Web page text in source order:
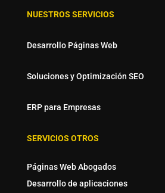
NUESTROS SERVICIOS
Desarrollo Páginas Web
Soluciones y Optimización SEO
ERP para Empresas
SERVICIOS OTROS
Páginas Web Abogados
Desarrollo de aplicaciones